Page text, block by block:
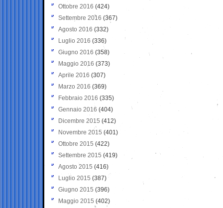
Ottobre 2016 (424)
Settembre 2016 (367)
Agosto 2016 (332)
Luglio 2016 (336)
Giugno 2016 (358)
Maggio 2016 (373)
Aprile 2016 (307)
Marzo 2016 (369)
Febbraio 2016 (335)
Gennaio 2016 (404)
Dicembre 2015 (412)
Novembre 2015 (401)
Ottobre 2015 (422)
Settembre 2015 (419)
Agosto 2015 (416)
Luglio 2015 (387)
Giugno 2015 (396)
Maggio 2015 (402)